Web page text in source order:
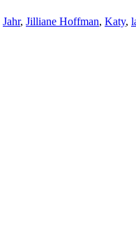
Jahr, Jilliane Hoffman, Katy,